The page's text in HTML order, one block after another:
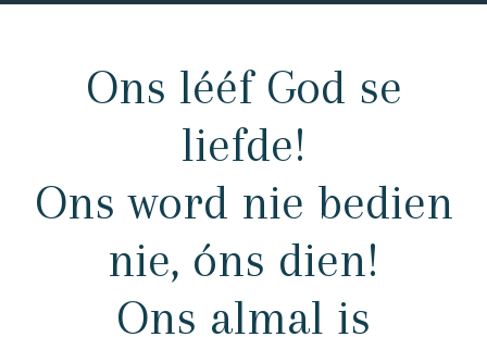
Ons lééf God se
liefde!
Ons word nie bedien
nie, óns dien!
Ons almal is